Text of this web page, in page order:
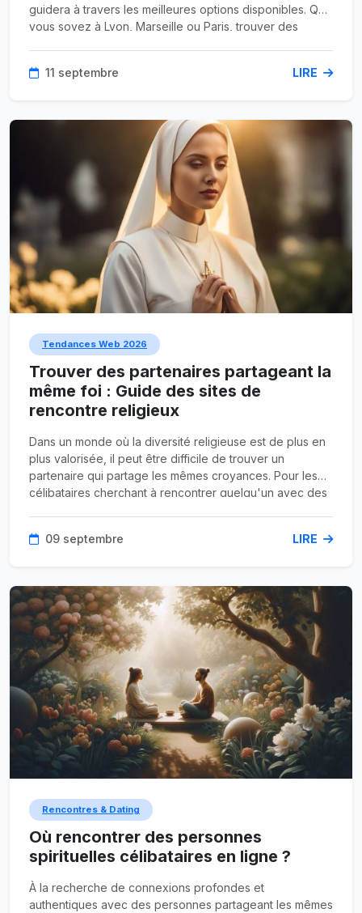
guidera à travers les meilleures options disponibles. Que
vous soyez à Lyon, Marseille ou Paris, trouver des
11 septembre
LIRE
Tendances Web 2026
Trouver des partenaires partageant la
même foi : Guide des sites de
rencontre religieux
Dans un monde où la diversité religieuse est de plus en
plus valorisée, il peut être difficile de trouver un
partenaire qui partage les mêmes croyances. Pour les
célibataires cherchant à rencontrer quelqu'un avec des
comment ces plateformes peuvent faciliter la recherche
09 septembre LIRE
Rencontres & Dating
Où rencontrer des personnes
spirituelles célibataires en ligne ?
À la recherche de connexions profondes et
authentiques avec des personnes partageant les mêmes